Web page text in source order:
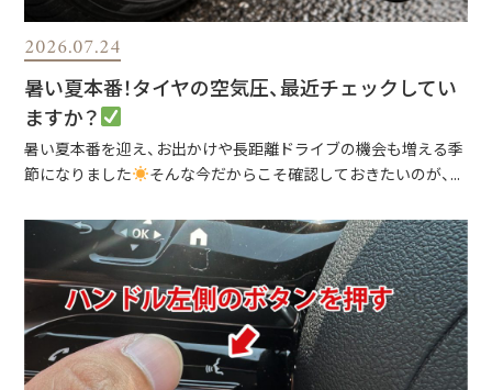
2026.07.24
暑い夏本番！タイヤの空気圧、最近チェックしてい
ますか？
暑い夏本番を迎え、お出かけや長距離ドライブの機会も増える季
節になりました
そんな今だからこそ確認しておきたいのが、...